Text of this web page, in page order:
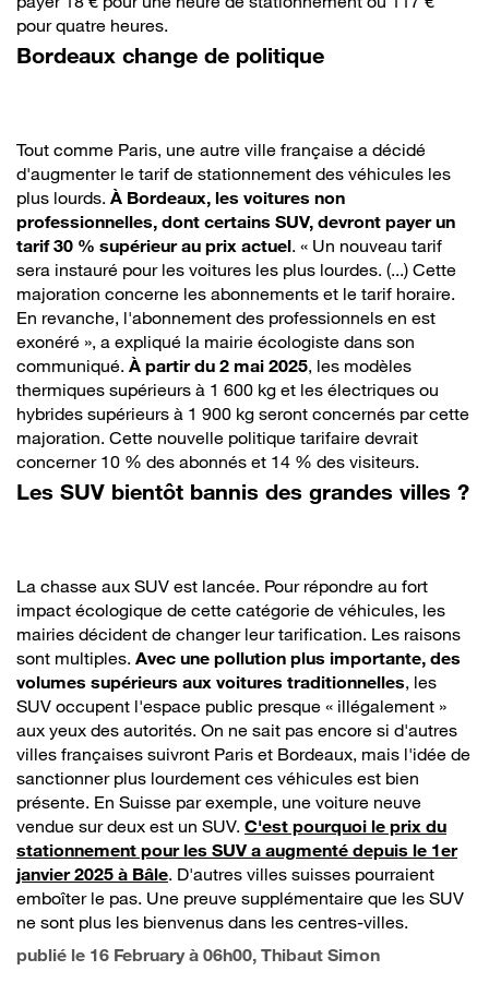
pour quatre heures.
Bordeaux change de politique
Tout comme Paris, une autre ville française a décidé
d'augmenter le tarif de stationnement des véhicules les
plus lourds. À Bordeaux, les voitures non
professionnelles, dont certains SUV, devront payer un
tarif 30 % supérieur au prix actuel. « Un nouveau tarif
sera instauré pour les voitures les plus lourdes. (...) Cette
majoration concerne les abonnements et le tarif horaire.
En revanche, l'abonnement des professionnels en est
exonéré », a expliqué la mairie écologiste dans son
communiqué. À partir du 2 mai 2025, les modèles
thermiques supérieurs à 1 600 kg et les électriques ou
hybrides supérieurs à 1 900 kg seront concernés par cette
majoration. Cette nouvelle politique tarifaire devrait
concerner 10 % des abonnés et 14 % des visiteurs.
Les SUV bientôt bannis des grandes villes ?
La chasse aux SUV est lancée. Pour répondre au fort
impact écologique de cette catégorie de véhicules, les
mairies décident de changer leur tarification. Les raisons
sont multiples. Avec une pollution plus importante, des
volumes supérieurs aux voitures traditionnelles, les
SUV occupent l'espace public presque « illégalement »
aux yeux des autorités. On ne sait pas encore si d'autres
villes françaises suivront Paris et Bordeaux, mais l'idée de
sanctionner plus lourdement ces véhicules est bien
présente. En Suisse par exemple, une voiture neuve
vendue sur deux est un SUV. C'est pourquoi le prix du
stationnement pour les SUV a augmenté depuis le 1er
janvier 2025 à Bâle. D'autres villes suisses pourraient
emboîter le pas. Une preuve supplémentaire que les SUV
ne sont plus les bienvenus dans les centres-villes.
publié le 16 February à 06h00, Thibaut Simon